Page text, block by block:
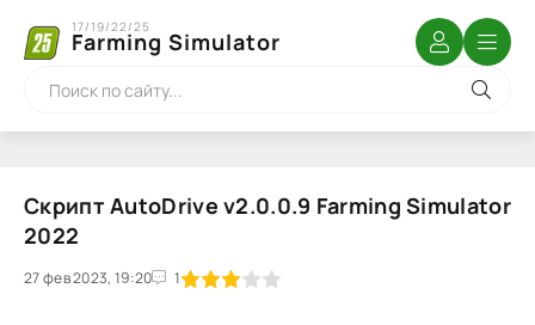
Farming Simulator
17/19/22/25
Скрипт AutoDrive v2.0.0.9 Farming Simulator
2022
27 фев 2023, 19:20 1
1 2 3 4 5